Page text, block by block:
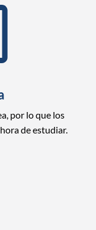
por lo que los
de estudiar.